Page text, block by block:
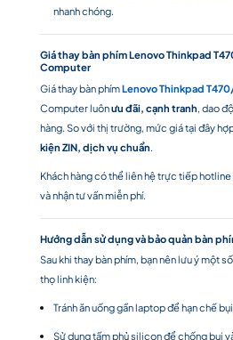
nhanh chóng.
Giá thay bàn phím Lenovo Thinkpad
Computer
Giá thay bàn phímLenovo Thinkpad
Computer luônưu đãi, cạnh tranh , dao
hàng. So với thị trường, mức giá tại đây
kiện ZIN, dịch vụ chuẩn
Khách hàng có thể liên hệ trực tiếp
và nhận tư vấn miễn phí.
Hướng dẫn sử dụng và bảo quản bàn
Sau khi thay bàn phím, bạn nên lưu ý một
thọ linh kiện:
Tránh ăn uống gần laptop để hạn chế
Sử dụng tấm phủ silicon để chống bụi